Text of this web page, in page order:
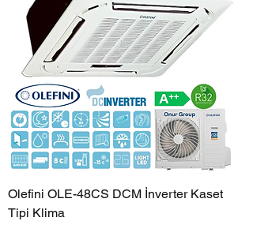
Olefini OLE-48CS DCM İnverter Kaset
Tipi Klima